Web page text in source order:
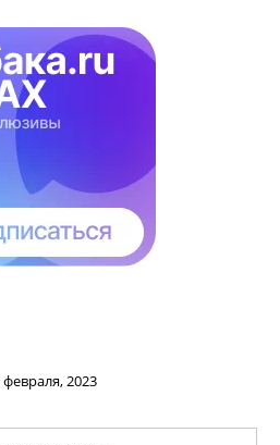
цитирования,
читает книгу в
своим
идеи, называют